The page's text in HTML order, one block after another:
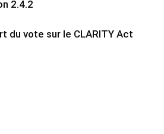
2.4.2
du vote sur le CLARITY Act